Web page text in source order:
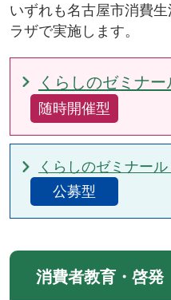
いずれも名古屋市消費
ラザで実施します。
くらしのゼミナー
随時開催型
くらしのゼミナー
公募型
消費者教育・啓発